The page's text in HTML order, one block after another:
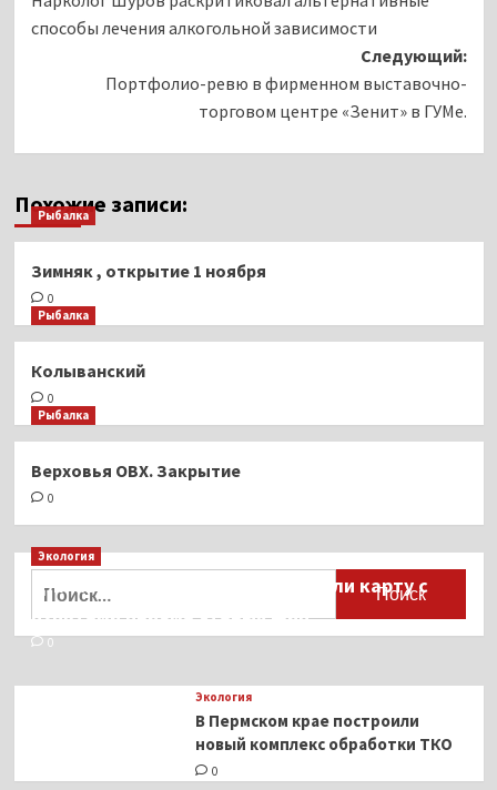
записи
способы лечения алкогольной зависимости
Следующий:
Портфолио-ревю в фирменном выставочно-
торговом центре «Зенит» в ГУМе.
Похожие записи:
Рыбалка
Зимняк , открытие 1 ноября
0
Рыбалка
Колыванский
0
Рыбалка
Верховья ОВХ. Закрытие
0
Экология
Для автомобилистов разработали карту с
пунктами приёма старых шин
0
Экология
В Пермском крае построили
новый комплекс обработки ТКО
0